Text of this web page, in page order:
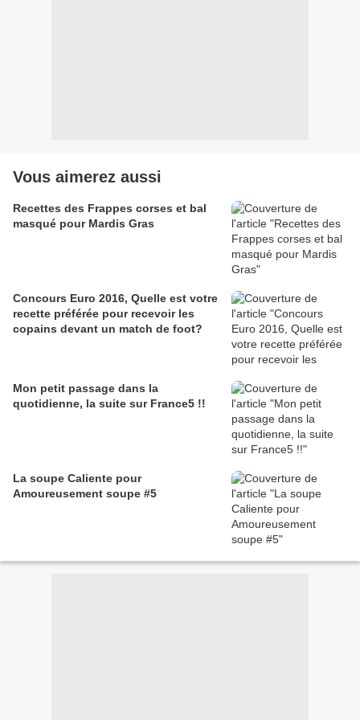
Vous aimerez aussi
Recettes des Frappes corses et bal
masqué pour Mardis Gras
Concours Euro 2016, Quelle est votre
recette préférée pour recevoir les
copains devant un match de foot?
Mon petit passage dans la
quotidienne, la suite sur France5 !!
La soupe Caliente pour
Amoureusement soupe #5